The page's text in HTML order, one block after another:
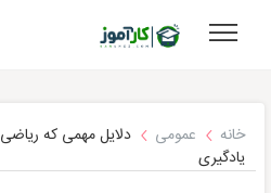
خانه عمومی
دلایل مهمی که ریاضی
یادگیری